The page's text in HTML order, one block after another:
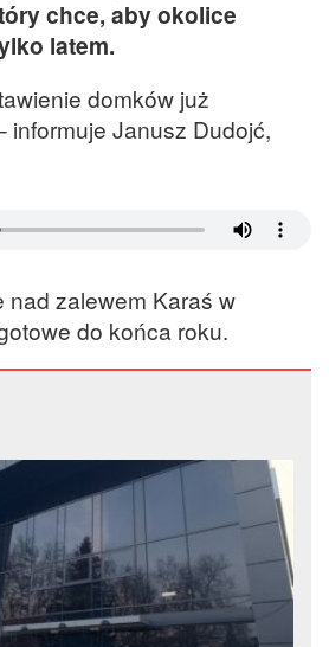
chce, aby okolice
latem.
domków już
informuje Janusz Dudojć,
nad zalewem Karaś w
do końca roku.